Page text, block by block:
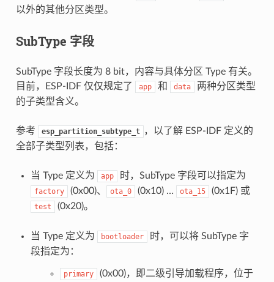
以外的其他分区类型。
SubType 字段
SubType 字段长度为 8 bit，内容与具体分区 Type 有关。
目前，ESP-IDF 仅仅规定了
app 和 data
两种分区类型
的子类型含义。
参考 esp_partition_subtype_t ，以了解 ESP-IDF 定义的
全部子类型列表，包括：
当 Type 定义为 app 时，SubType 字段可以指定为
factory (0x00)、 ota_0 (0x10) … ota_15 (0x1F) 或
test (0x20)。
当 Type 定义为 bootloader
时，可以将 SubType 字
段指定为：
primary
(0x00)，即二级引导加载程序，位于